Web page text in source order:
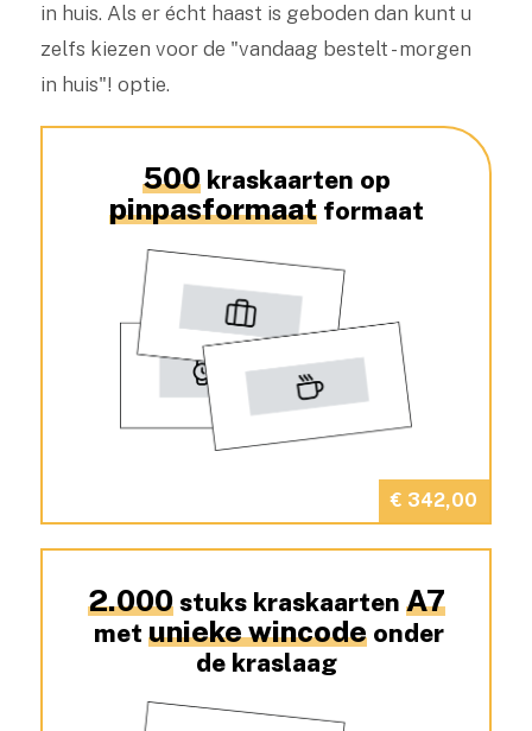
in huis. Als er écht haast is geboden dan kunt u
zelfs kiezen voor de "vandaag bestelt - morgen
in huis"! optie.
500kraskaarten op
pinpasformaatformaat
€ 342,00
2.000stuks kraskaarten A7
met unieke wincode onder
de kraslaag